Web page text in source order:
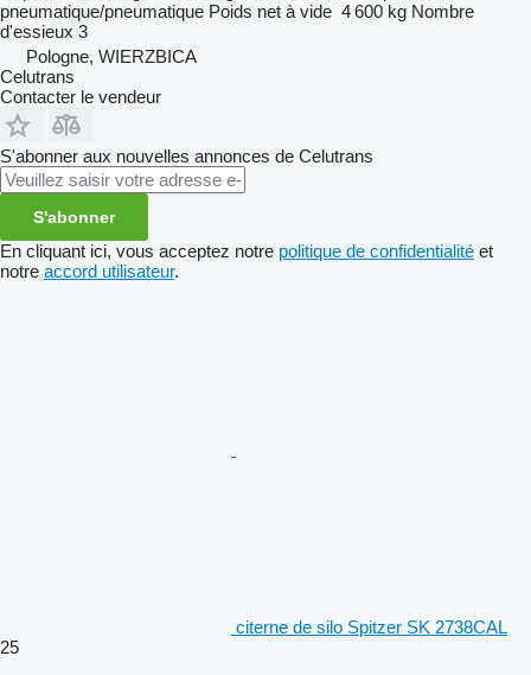
pneumatique/pneumatique Poids net à vide 4 600 kg Nombre
d'essieux 3
Pologne, WIERZBICA
Celutrans
Contacter le vendeur
S'abonner aux nouvelles annonces de Celutrans
S'abonner
En cliquant ici, vous acceptez notre politique de confidentialité et
notre accord utilisateur.
citerne de silo Spitzer SK 2738CAL
25